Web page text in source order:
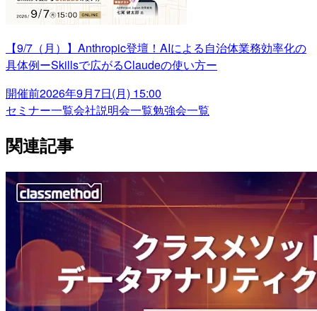
【9/7（月）】Anthropic登壇！AIによる自治体業務効率化の
具体例ーSkillsで広がるClaudeの使い方ー
開催前2026年9月7日(月) 15:00
セミナー一覧会社説明会一覧勉強会一覧
関連記事